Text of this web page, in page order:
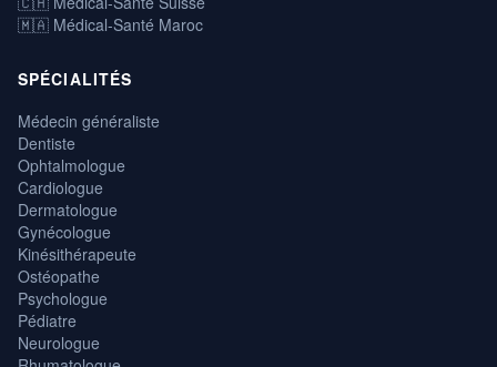
🇲🇦 Médical-Santé Maroc
SPÉCIALITÉS
Médecin généraliste
Dentiste
Ophtalmologue
Cardiologue
Dermatologue
Gynécologue
Kinésithérapeute
Ostéopathe
Psychologue
Pédiatre
Neurologue